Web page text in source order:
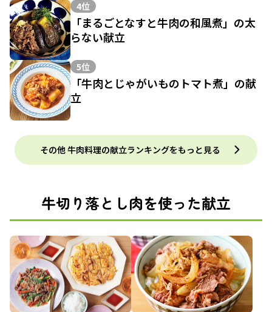
4位
「まるごとなすと牛肉の和風煮」の太
らない献立
5位
「牛肉とじゃがいものトマト煮」の献
立
その他 牛肉料理の献立ランキングをもっと見る
牛切り落とし肉を使った献立